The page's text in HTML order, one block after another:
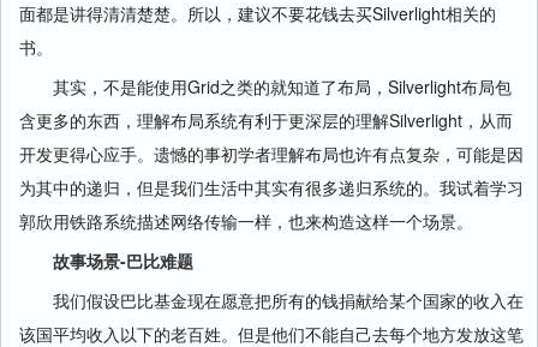
面都是讲得清清楚楚。所以，建议不要花钱去买Silverlight相关的
书。
其实，不是能使用Grid之类的就知道了布局，Silverlight布局包
含更多的东西，理解布局系统有利于更深层的理解Silverlight，从而
开发更得心应手。遗憾的事初学者理解布局也许有点复杂，可能是因
为其中的递归，但是我们生活中其实有很多递归系统的。我试着学习
郭欣用铁路系统描述网络传输一样，也来构造这样一个场景。
故事场景-巴比难题
我们假设巴比基金现在愿意把所有的钱捐献给某个国家的收入在
该国平均收入以下的老百姓。但是他们不能自己去每个地方发放这笔